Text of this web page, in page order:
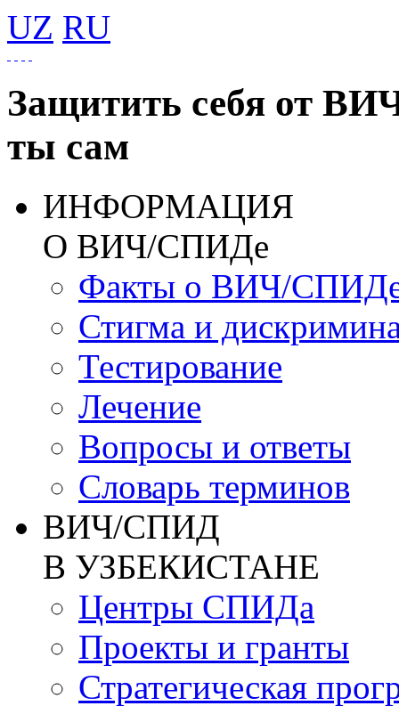
UZ RU
Защитить себя от
ты сам
ИНФОРМАЦИЯ
О ВИЧ/СПИДе
Факты о ВИЧ/
Стигма и
Тестирование
Лечение
Вопросы и ответы
Словарь терминов
ВИЧ/СПИД
В УЗБЕКИСТАНЕ
Центры СПИДа
Проекты и гранты
Стратегическая